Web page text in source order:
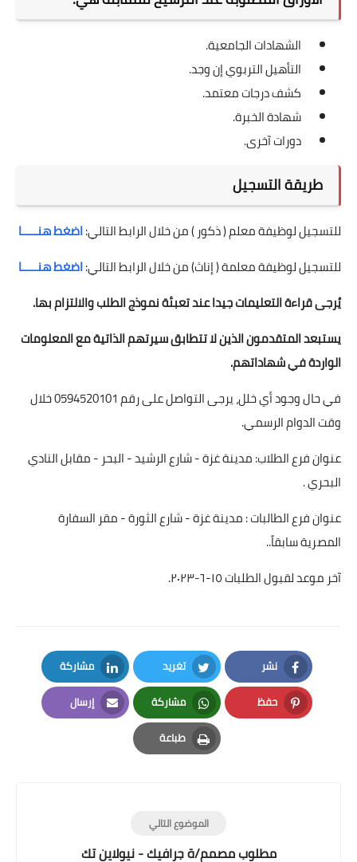
الشهادات الجامعية.
التأهيل التربوي إن وجد.
كشف درجات معتمد.
شهادة الخبرة.
دورات آخرى.
طريقة التسجيل
للتسجيل لوظيفة معلم ( ذكور ) من خلال الرابط التالي:اضغط هنـــــا
للتسجيل لوظيفة معلمة ( إناث) من خلال الرابط التالي:اضغط هنـــــا
يُرجى قراءة التعليمات جيدا عند تعبئة نموذج الطلب والالتزام بها.
يستبعد المتقدمون الذين لا تتطابق سيرتهم الذاتية مع المعلومات
الواردة في شهاداتهم.
في حال وجود أي خلل، يرجى التواصل على رقم 0594520101 خلال
وقت الدوام الرسمي.
عنوان فرع الطلاب: مدينة غزة - شارع الرشيد - البحر - مقابل النادي
البحري .
عنوان فرع الطالبات : مدينة غزة - شارع الثورة - مقر السفارة
المصرية سابقاً..
آخر موعد لقبول الطلبات ١٥-٦-٢٠٢٣.
نشر
Facebook
تغريد
Twitter
مشاركة
LinkedIn
حفظ
Pinterest
مشاركة
Whatsapp
إرسال
Email
طباعة
Print
الموضوع التالي
مطلوب مصمم/ة جرافيك - نيولاين تك